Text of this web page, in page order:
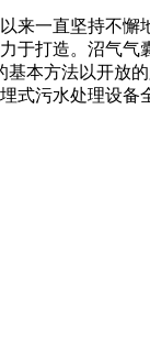
一直坚持不懈
于打造。沼气
本方法以开放
式污水处理设